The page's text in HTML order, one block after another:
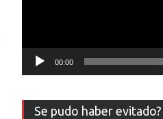
00:00
Se pudo haber